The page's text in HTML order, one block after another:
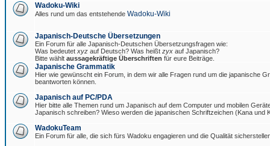
Wadoku-Wiki
Alles rund um das entstehende Wadoku-Wiki
Japanisch-Deutsche Übersetzungen
Ein Forum für alle Japanisch-Deutschen Übersetzungsfragen wie:
Was bedeutet xyz auf Deutsch? Was heißt zyx auf Japanisch?
Bitte wählt aussagekräftige Überschriften für eure Beiträge.
Japanische Grammatik
Hier wie gewünscht ein Forum, in dem wir alle Fragen rund um die japanische
beantworten können.
Japanisch auf PC/PDA
Hier bitte alle Themen rund um Japanisch auf dem Computer und mobilen
Japanisch schreiben? Wieso werden die japanischen Schriftzeichen (Kana und
WadokuTeam
Ein Forum für alle, die sich fürs Wadoku engagieren und die Qualität